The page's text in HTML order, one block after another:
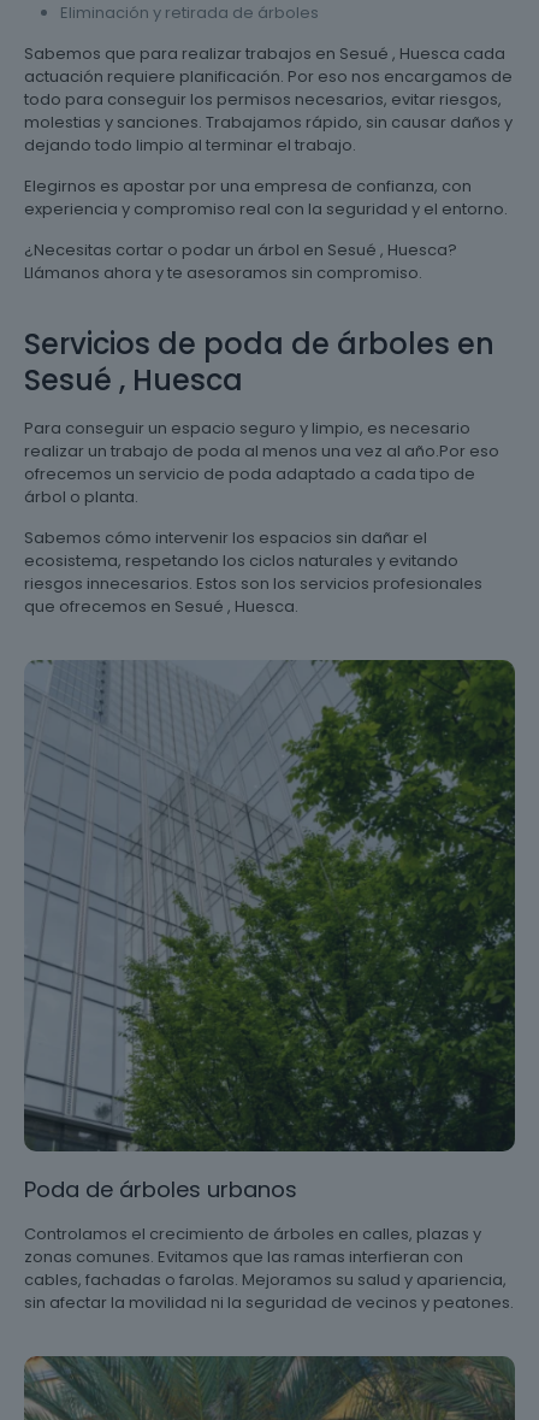
Eliminación y retirada de árboles
Sabemos que para realizar trabajos en Sesué , Huesca cada
actuación requiere planificación. Por eso nos encargamos de
todo para conseguir los permisos necesarios, evitar riesgos,
molestias y sanciones. Trabajamos rápido, sin causar daños y
dejando todo limpio al terminar el trabajo.
Elegirnos es apostar por una empresa de confianza, con
experiencia y compromiso real con la seguridad y el entorno.
¿Necesitas cortar o podar un árbol en Sesué , Huesca?
Llámanos ahora y te asesoramos sin compromiso.
Servicios de poda de árboles en
Sesué , Huesca
Para conseguir un espacio seguro y limpio, es necesario
realizar un trabajo de poda al menos una vez al año.Por eso
ofrecemos un servicio de poda adaptado a cada tipo de
árbol o planta.
Sabemos cómo intervenir los espacios sin dañar el
ecosistema, respetando los ciclos naturales y evitando
riesgos innecesarios. Estos son los servicios profesionales
que ofrecemos en Sesué , Huesca.
Poda de árboles urbanos
Controlamos el crecimiento de árboles en calles, plazas y
zonas comunes. Evitamos que las ramas interfieran con
cables, fachadas o farolas. Mejoramos su salud y apariencia,
sin afectar la movilidad ni la seguridad de vecinos y peatones.